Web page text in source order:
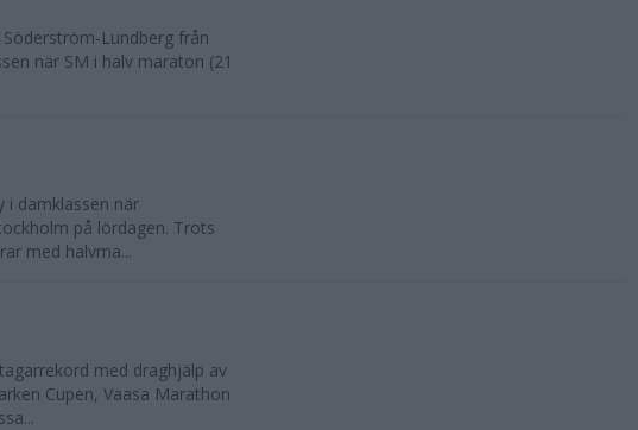
Lundberg från
när SM i halv maraton (21
i damklassen när
på lördagen. Trots
med halvma...
med draghjälp av
Cupen, Vaasa Marathon